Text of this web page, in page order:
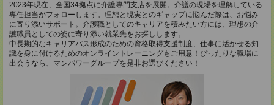
2023年現在、全国34拠点に介護専門支店を展開。介護の現場を理解している
専任担当がフォローします。理想と現実とのギャップに悩んだ際は、お悩み
に寄り添いサポート。介護職としてのキャリアを積みたい方には、理想の介
護職員としての姿に寄り添い就業先をお探しします。
中長期的なキャリアパス形成のための資格取得支援制度、仕事に活かせる知
識を身に付けるためのオンライントレーニングもご用意！ぴったりな職場に
出会うなら、マンパワーグループを是非お選びください！